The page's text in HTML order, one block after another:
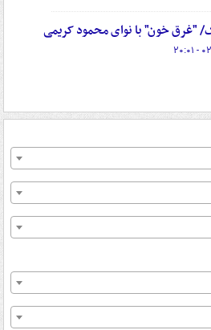
"غرق خون" با نوای محمود کریمی